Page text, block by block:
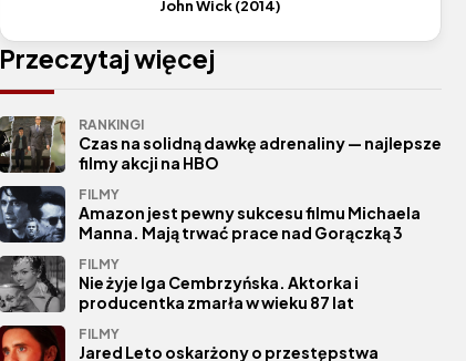
John Wick (2014)
Przeczytaj więcej
RANKINGI
Czas na solidną dawkę adrenaliny — najlepsze
filmy akcji na HBO
FILMY
Amazon jest pewny sukcesu filmu Michaela
Manna. Mają trwać prace nad Gorączką 3
FILMY
Nie żyje Iga Cembrzyńska. Aktorka i
producentka zmarła w wieku 87 lat
FILMY
Jared Leto oskarżony o przestępstwa